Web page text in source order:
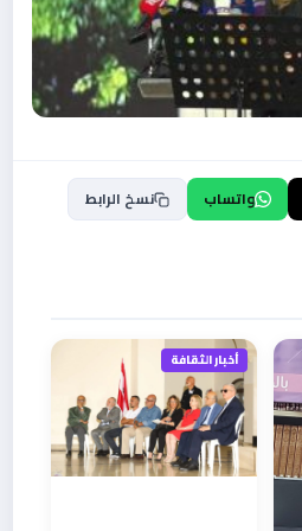
واتساب نسخ الرابط
أخبار الثقافة